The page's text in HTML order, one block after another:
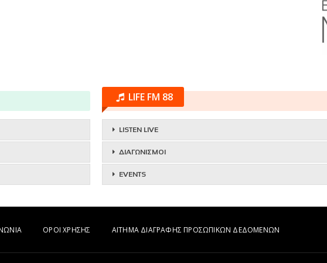
LIFE FM 88
LISTEN LIVE
ΔΙΑΓΩΝΙΣΜΟΙ
EVENTS
ΟΡΟΙ ΧΡΗΣΗΣ ΑΙΤΗΜΑ ΔΙΑΓΡΑΦΗΣ ΠΡΟΣΩΠΙΚΩΝ ΔΕΔΟΜΕΝΩΝ